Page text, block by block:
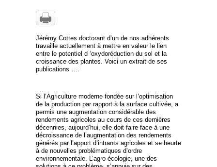
Jérémy Cottes doctorant d’un de nos adhérents
travaille actuellement à mettre en valeur le lien
entre le potentiel d ‘oxydoréduction du sol et la
croissance des plantes. Voici un extrait de ses
publications ….
Si l’Agriculture moderne fondée sur l’optimisation
de la production par rapport à la surface cultivée, a
permis une augmentation considérable des
rendements agricoles au cours de ces dernières
décennies, aujourd’hui, elle doit faire face à une
décroissance de l’augmentation des rendements
générés par l’apport d’intrants agricoles et se heurte
à de nouvelles problématiques d’ordre
environnementale. L’agro-écologie, une des